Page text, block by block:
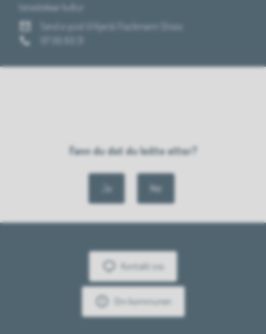
tenesteleiar kultur
Send e-post
til Kjersti Frackmann Strass
Mobil
Fann du det du leitte etter?
Ja Nei
Kontakt oss
Om kommunen